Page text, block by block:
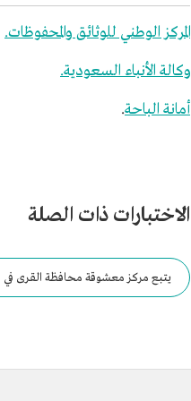
المركز الوطني للوثائق والمحفوظات.
وكالة الأنباء السعودية.
أمانة الباحة.
الاختبارات ذات الصلة
يتبع مركز معشوقة محافظة القرى